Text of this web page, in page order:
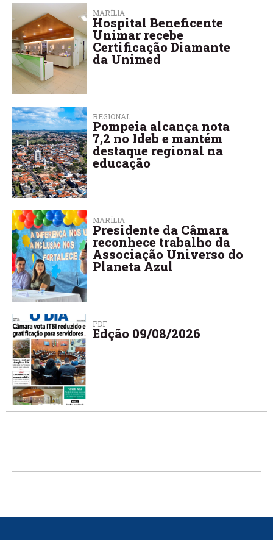
MARÍLIA
Hospital Beneficente
Unimar recebe
Certificação Diamante
da Unimed
REGIONAL
Pompeia alcança nota
7,2 no Ideb e mantém
destaque regional na
educação
MARÍLIA
Presidente da Câmara
reconhece trabalho da
Associação Universo do
Planeta Azul
PDF
Edção 09/08/2026